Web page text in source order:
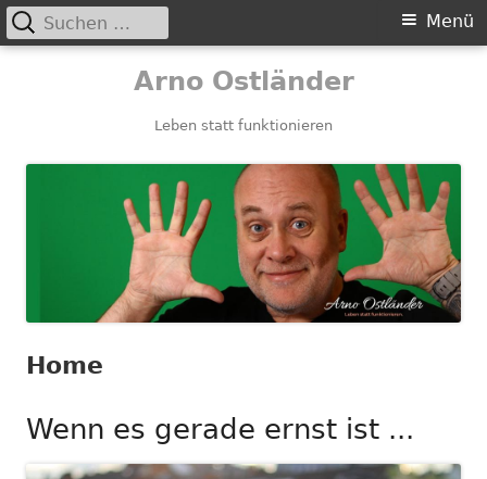
Arno Ostländer
Leben statt funktionieren
Primäres
Menü
Suchen
nach:
Home
Wenn es gerade ernst ist ...